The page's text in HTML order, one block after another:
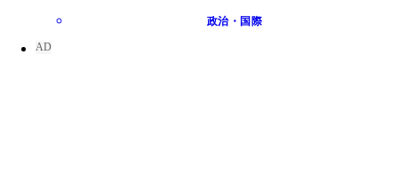
政治・国際